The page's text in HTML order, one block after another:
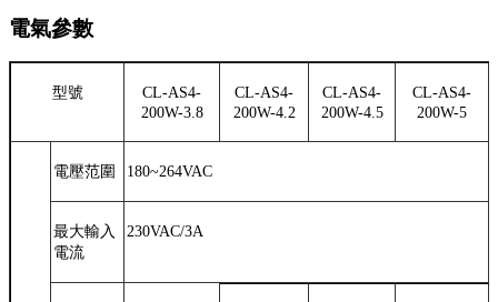
電氣參數
型號
CL-AS4-
200W-3.8
CL-AS4-
200W-4.2
CL-AS4-
200W-4.5
CL-AS4-
200W-5
電壓范圍 180~264VAC
最大輸入
電流
230VAC/3A